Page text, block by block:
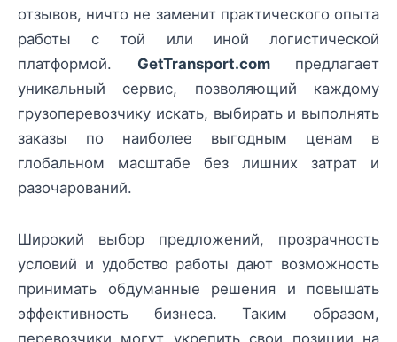
отзывов, ничто не заменит практического опыта
работы с той или иной логистической
платформой. GetTransport.comпредлагает
уникальный сервис, позволяющий каждому
грузоперевозчику искать, выбирать и выполнять
заказы по наиболее выгодным ценам в
глобальном масштабе без лишних затрат и
разочарований.
Широкий выбор предложений, прозрачность
условий и удобство работы дают возможность
принимать обдуманные решения и повышать
эффективность бизнеса. Таким образом,